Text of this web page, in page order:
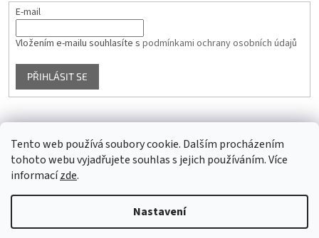
Tento web používá soubory cookie. Dalším procházením
tohoto webu vyjadřujete souhlas s jejich používáním. Více
informacízde.
Nastavení
E-mail
Vložením e-mailu souhlasíte s podmínkami ochrany osobních údajů
PŘIHLÁSIT SE
Facebook